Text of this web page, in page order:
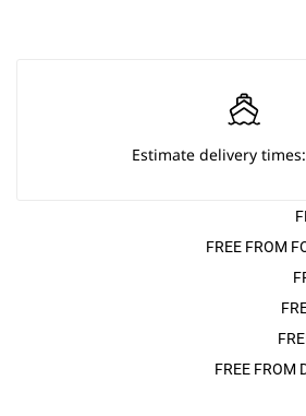
Estimate delivery times: